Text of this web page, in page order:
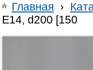
Главная ›
Е14, d200 [150